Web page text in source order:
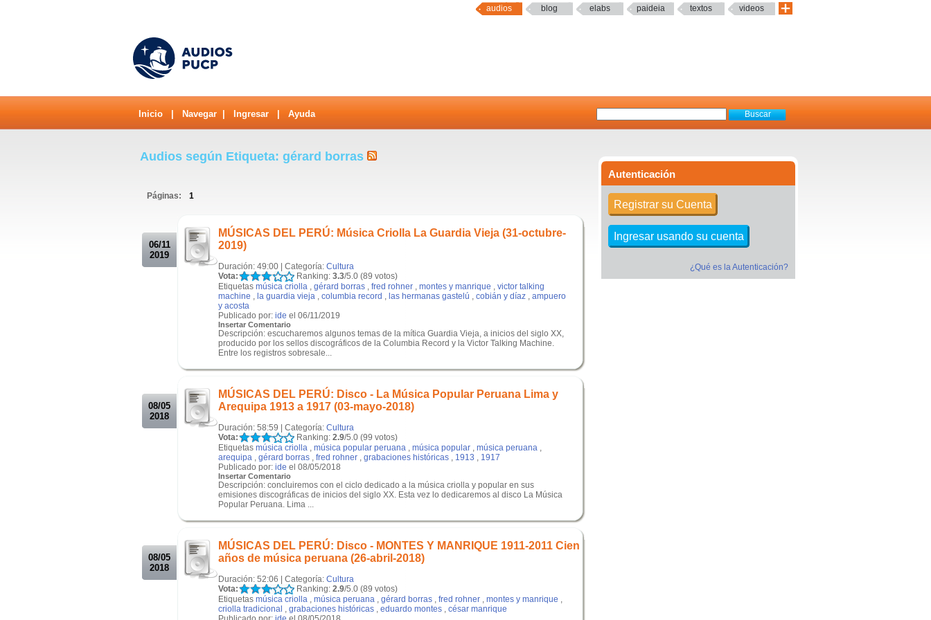
audios blog elabs paideia textos videos
Inicio Navegar Ingresar Ayuda
Autenticación
Registrar su Cuenta
Ingresar usando su cuenta
¿Qué es la Autenticación?
Audios según Etiqueta: gérard borras
Páginas: 1
06/11
2019
MÚSICAS DEL PERÚ: Música Criolla La Guardia Vieja (31-octubre-
2019)
Duración: 49:00 | Categoría: Cultura
Vota:
Ranking: 3.3/5.0 (89 votos)
Etiquetas música criolla , gérard borras , fred rohner , montes y manrique , victor talking
machine , la guardia vieja , columbia record , las hermanas gastelú , cobián y díaz , ampuero
y acosta
Publicado por: ide el 06/11/2019
Insertar Comentario
Descripción: escucharemos algunos temas de la mítica Guardia Vieja, a inicios del siglo XX,
producido por los sellos discográficos de la Columbia Record y la Victor Talking Machine.
Entre los registros sobresale...
08/05
2018
MÚSICAS DEL PERÚ: Disco - La Música Popular Peruana Lima y
Arequipa 1913 a 1917 (03-mayo-2018)
Duración: 58:59 | Categoría: Cultura
Vota:
Ranking: 2.9/5.0 (99 votos)
Etiquetas música criolla , música popular peruana , música popular , música peruana ,
arequipa , gérard borras , fred rohner , grabaciones históricas , 1913 , 1917
Publicado por: ide el 08/05/2018
Insertar Comentario
Descripción: concluiremos con el ciclo dedicado a la música criolla y popular en sus
emisiones discográficas de inicios del siglo XX. Esta vez lo dedicaremos al disco La Música
Popular Peruana. Lima ...
08/05
2018
MÚSICAS DEL PERÚ: Disco - MONTES Y MANRIQUE 1911-2011 Cien
años de música peruana (26-abril-2018)
Duración: 52:06 | Categoría: Cultura
Vota:
Ranking: 2.9/5.0 (89 votos)
Etiquetas música criolla , música peruana , gérard borras , fred rohner , montes y manrique ,
criolla tradicional , grabaciones históricas , eduardo montes , césar manrique